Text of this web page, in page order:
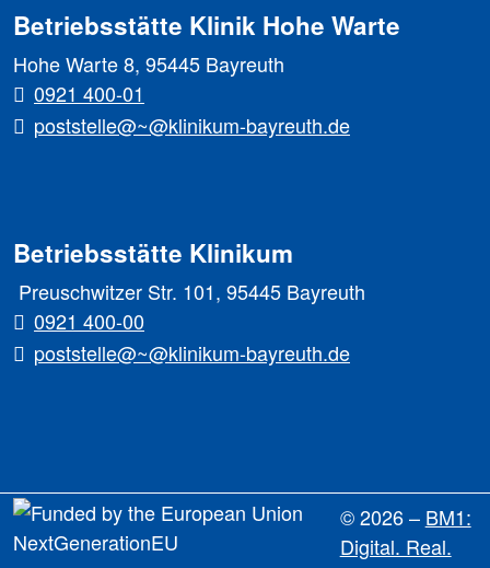
Betriebsstätte Klinik Hohe Warte
Hohe Warte 8, 95445 Bayreuth
0921 400-01
poststelle@~@klinikum-bayreuth.de
Betriebsstätte Klinikum
Preuschwitzer Str. 101, 95445 Bayreuth
0921 400-00
poststelle@~@klinikum-bayreuth.de
© 2026 – BM1:
Digital. Real.